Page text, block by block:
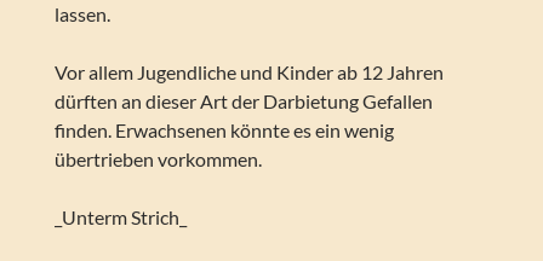
lassen.
Vor allem Jugendliche und Kinder ab 12 Jahren
dürften an dieser Art der Darbietung Gefallen
finden. Erwachsenen könnte es ein wenig
übertrieben vorkommen.
_Unterm Strich_